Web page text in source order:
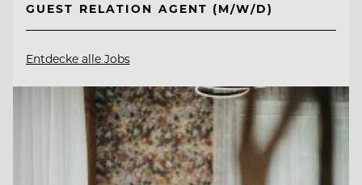
GUEST RELATION AGENT (M/W/D)
Entdecke alle Jobs